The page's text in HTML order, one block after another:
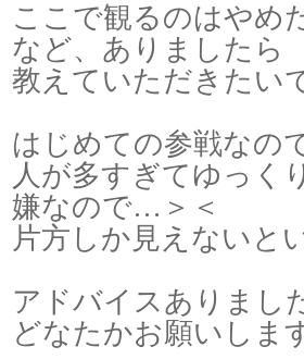
ここで観るのはやめ
など、ありましたら
教えていただきたい
はじめての参戦なの
人が多すぎてゆっく
嫌なので…＞＜
片方しか見えないと
アドバイスありまし
どなたかお願いしま